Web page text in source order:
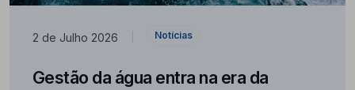
2 de Julho 2026 Notícias
Gestão da água entra na era da